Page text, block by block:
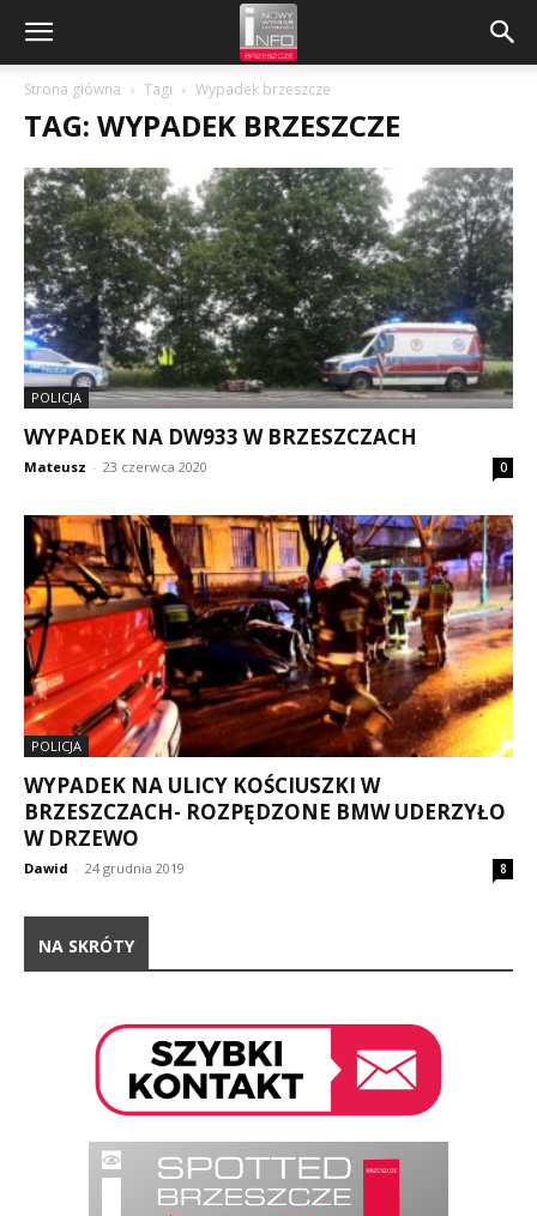
Strona główna Tagi Wypadek brzeszcze
TAG: WYPADEK BRZESZCZE
POLICJA
WYPADEK NA DW933 W BRZESZCZACH
Mateusz - 23 czerwca 2020 0
POLICJA
WYPADEK NA ULICY KOŚCIUSZKI W
BRZESZCZACH- ROZPĘDZONE BMW UDERZYŁO
W DRZEWO
Dawid - 24 grudnia 2019 8
NA SKRÓTY